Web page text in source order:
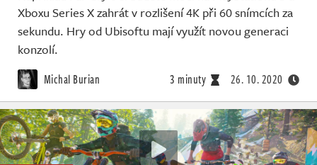
Xboxu Series X zahrát v rozlišení 4K při 60 snímcích za
sekundu. Hry od Ubisoftu mají využít novou generaci
konzolí.
Michal Burian 3 minuty 26. 10. 2020